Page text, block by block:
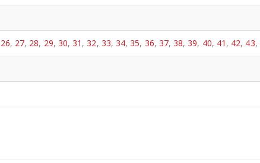
26, 27, 28, 29, 30,31 ,32, 33, 34,35, 36, 37,38,39, 40, 41 , 42, 43,